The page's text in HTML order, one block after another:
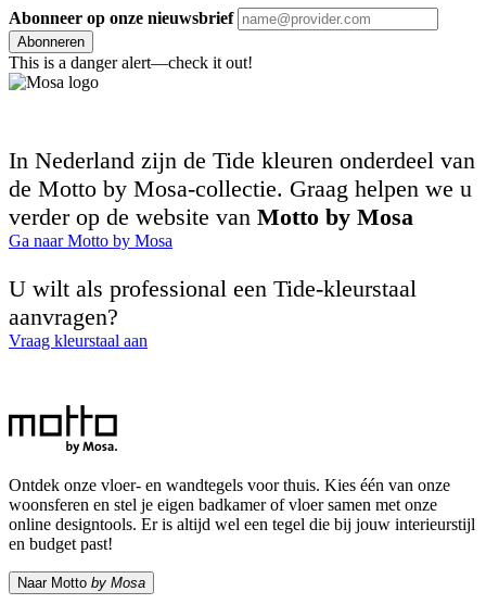
Abonneer op onze nieuwsbrief
Abonneren
This is a danger alert—check it out!
In Nederland zijn de Tide kleuren onderdeel van
de Motto by Mosa-collectie. Graag helpen we u
verder op de website van Motto by Mosa
Ga naar Motto by Mosa
U wilt als professional een Tide-kleurstaal
aanvragen?
Vraag kleurstaal aan
Ontdek onze vloer- en wandtegels voor thuis. Kies één van onze
woonsferen en stel je eigen badkamer of vloer samen met onze
online designtools. Er is altijd wel een tegel die bij jouw interieurstijl
en budget past!
Naar Motto by Mosa